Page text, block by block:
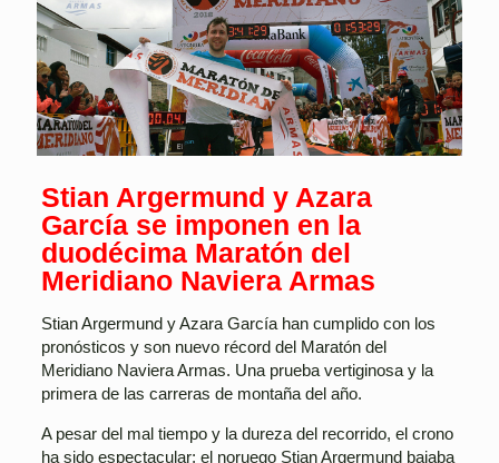
Stian Argermund y Azara
García se imponen en la
duodécima Maratón del
Meridiano Naviera Armas
Stian Argermund y Azara García han cumplido con los
pronósticos y son nuevo récord del Maratón del
Meridiano Naviera Armas. Una prueba vertiginosa y la
primera de las carreras de montaña del año.
A pesar del mal tiempo y la dureza del recorrido, el crono
ha sido espectacular; el noruego Stian Argermund bajaba